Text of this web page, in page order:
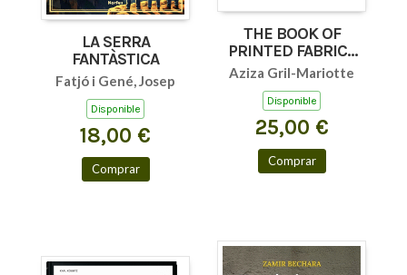
LA SERRA
FANTÀSTICA
Fatjó i Gené, Josep
Disponible
18,00 €
Comprar
THE BOOK OF
PRINTED FABRICS
45TH ED.
Aziza Gril-Mariotte
Disponible
25,00 €
Comprar